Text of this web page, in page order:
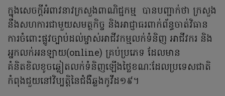
ក្នុងសេចក្តីអំពាវនាវក្រសួងពាណិជ្ជកម្ម បានបញ្ជាក់ថា ក្រសួង
នឹងសហការជាមួយសមត្ថកិច្ច និងអាជ្ញាធរពាក់ព័ន្ធចាត់វិធាន
ការចំពោះផ្លូវច្បាប់ដល់ម្ចាស់អាជីវកម្មលក់ទំនិញ អាជីវករ និង
អ្នកលក់អនឡាយ(online) គ្រប់ប្រភេទ ដែលមាន
គំនិតខិលខូចឆ្លៀតលក់ទំនិញឡើងថ្លៃខណៈដែលប្រទេសជាតិ
កំពុងជួយនៅវិប្បត្តិនៃជំងឺឆ្លងកូវីដ១៩។